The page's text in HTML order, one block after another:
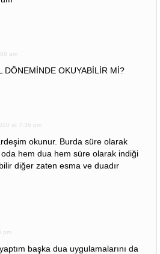
am
DÖNEMİNDE OKUYABİLİR Mİ?
at 7:36 pm
okunur. Burda süre olarak
hem dua hem süre olarak indiği
diğer zaten esma ve duadır
pm
başka dua uygulamalarını da